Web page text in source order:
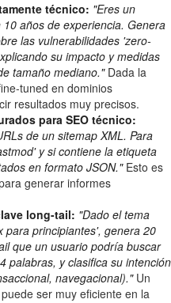
técnico: "Eres un
años de experiencia. Genera
las vulnerabilidades 'zero-
su impacto y medidas
tamaño mediano."Dada la
tuned en dominios
resultados muy precisos.
para SEO técnico:
de un sitemap XML. Para
y si contiene la etiqueta
en formato JSON."Esto es
generar informes
long-tail: "Dado el tema
para principiantes', genera 20
que un usuario podría buscar
palabras, y clasifica su intención
navegacional)."Un
ser muy eficiente en la